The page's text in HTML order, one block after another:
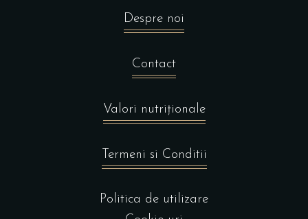
Despre noi
Contact
Valori nutriționale
Termeni si Conditii
Politica de utilizare